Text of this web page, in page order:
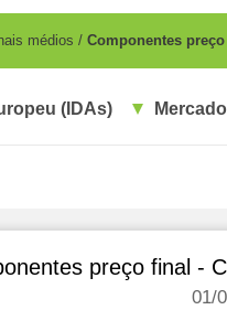
médios Componentes
(IDAs)
preço final -
01/